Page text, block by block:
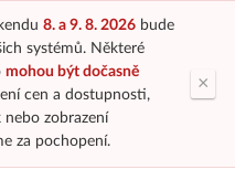
8. a 9. 8. 2026bude
systémů. Některé
mohou být dočasně
cen a dostupnosti,
zobrazení
za pochopení.
×